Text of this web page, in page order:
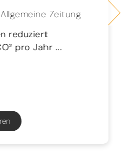
Zeitung
reduziert
pro Jahr ...